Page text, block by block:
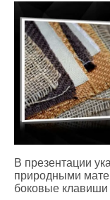
В презентации
природными
боковые клавиши